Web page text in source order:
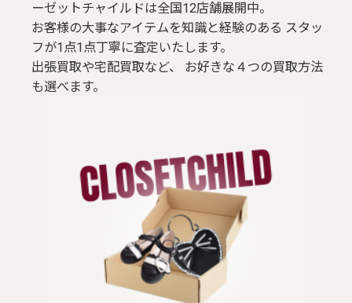
ーゼットチャイルドは全国12店舗展開中。
お客様の大事なアイテムを知識と経験のある スタッ
フが1点1点丁寧に査定いたします。
出張買取や宅配買取など、 お好きな４つの買取方法
も選べます。